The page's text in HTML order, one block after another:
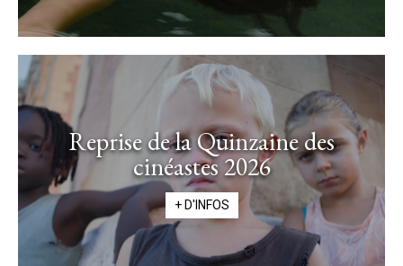
Reprise de la Quinzaine des
cinéastes 2026
+ D'INFOS